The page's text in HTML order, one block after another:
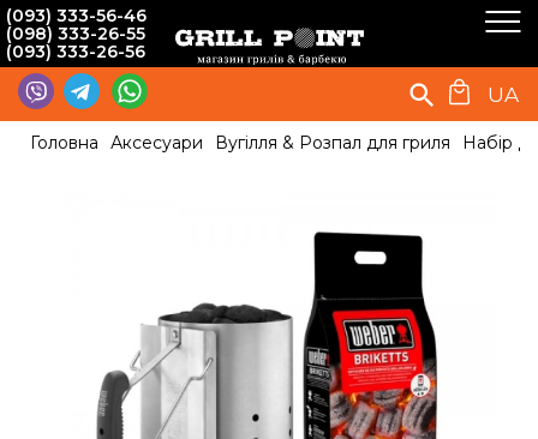
(093) 333-56-46
(098) 333-26-55
(093) 333-26-56
UA
Головна Аксесуари Вугілля & Розпал для гриля Набір